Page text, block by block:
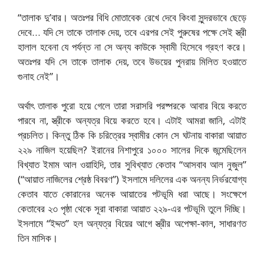
“তালাক দু’বার। অতঃপর বিধি মোতাবেক রেখে দেবে কিংবা সুন্দরভাবে ছেড়ে
দেবে… যদি সে তাকে তালাক দেয়, তবে এরপর সেই পুরুষের পক্ষে সেই স্ত্রী
হালাল হবেনা যে পর্যন্ত না সে অন্য কাউকে স্বামী হিসেবে গ্রহণ করে।
অতঃপর যদি সে তাকে তালাক দেয়, তবে উভয়ের পুনরায় মিলিত হওয়াতে
গুনাহ নেই”।
অর্থাৎ তালাক পুরো হয়ে গেলে তারা সরাসরি পরষ্পরকে আবার বিয়ে করতে
পারবে না, স্ত্রীকে অন্যত্র বিয়ে করতে হবে। এটাই আমরা জানি, এটাই
প্রচলিত। কিন্তু ঠিক কি চরিত্রের স্বামীর কোন সে ঘটনায় বাকারা আয়াত
২২৯ নাজিল হয়েছিল? ইরানের নিশাপুরে ১০০০ সালের দিকে জন্মেছিলেন
বিখ্যাত ইমাম আল ওয়াহিদি, তার সুবিখ্যাত কেতাব “আসবাব আল নুজুল”
(“আয়াত নাজিলের শ্রেষ্ঠ বিবরণ”) ইসলামে দলিলের এক অনন্য নির্ভরযোগ্য
কেতাব যাতে কোরানের অনেক আয়াতের পটভূমি ধরা আছে। সংক্ষেপে
কেতাবের ২৩ পৃষ্ঠা থেকে সূরা বাকারা আয়াত ২২৯-এর পটভূমি তুলে দিচ্ছি।
ইসলামে “ইদ্দত” হল অন্যত্র বিয়ের আগে স্ত্রীর অপেক্ষা-কাল, সাধারণত
তিন মাসিক।